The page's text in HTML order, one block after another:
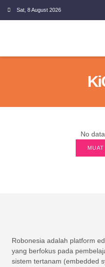
Sat, 8 August 2026
No
Robonesia adalah platform
yang berfokus pada
sistem tertanam (embedded